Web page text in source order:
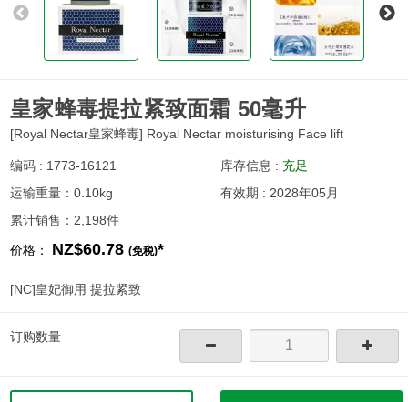
皇家蜂毒提拉紧致面霜 50毫升
[Royal Nectar皇家蜂毒] Royal Nectar moisturising Face lift
编码 : 1773-16121 库存信息 : 充足
运输重量：0.10kg
有效期 : 2028年05月
累计销售：2,198件
价格： NZ$60.78 (免税)*
[NC]皇妃御用 提拉紧致
订购数量